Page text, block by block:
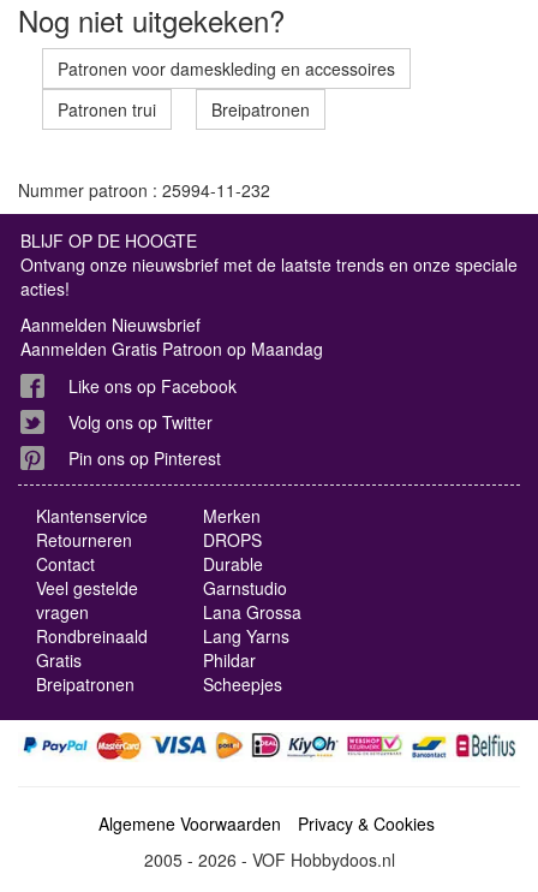
Nog niet uitgekeken?
Patronen voor dameskleding en accessoires
Patronen trui
Breipatronen
Nummer patroon : 25994-11-232
BLIJF OP DE HOOGTE
Ontvang onze nieuwsbrief met de laatste trends en onze speciale
acties!
Aanmelden Nieuwsbrief
Aanmelden Gratis Patroon op Maandag
Like ons op Facebook
Volg ons op Twitter
Pin ons op Pinterest
Klantenservice
Retourneren
Contact
Veel gestelde
vragen
Rondbreinaald
Gratis
Breipatronen
Merken
DROPS
Durable
Garnstudio
Lana Grossa
Lang Yarns
Phildar
Scheepjes
Algemene Voorwaarden
Privacy & Cookies
2005 - 2026 - VOF Hobbydoos.nl